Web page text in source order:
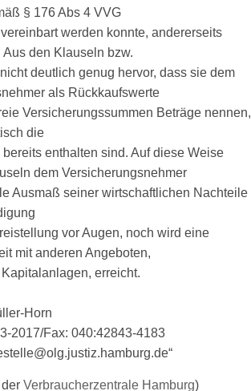
§ 176 Abs 4 VVG
werden konnte, andererseits
den Klauseln bzw.
deutlich genug hervor, dass sie dem
als Rückkaufswerte
Versicherungssummen Beträge nennen,
die
enthalten sind. Auf diese Weise
dem Versicherungsnehmer
Ausmaß seiner wirtschaftlichen Nachteile
vor Augen, noch wird eine
mit anderen Angeboten,
erreicht.
Horn
2017/Fax: 040:42843-4183
Verbraucherzentrale Hamburg)